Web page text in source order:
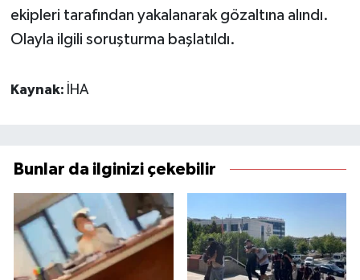
ekipleri tarafından yakalanarak gözaltına alındı.
Olayla ilgili soruşturma başlatıldı.
Kaynak: İHA
Bunlar da ilginizi çekebilir